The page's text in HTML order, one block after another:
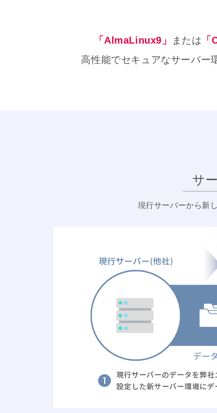
「AlmaLinux9」 または
高性能でセキュアなサーバー
サ
現行サーバーから新